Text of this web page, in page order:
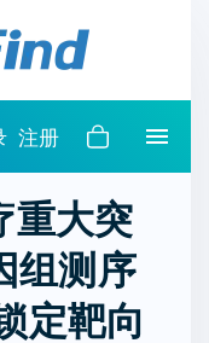
注册
重大突
组测序
定靶向